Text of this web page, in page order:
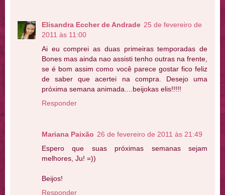
Elisandra Eccher de Andrade 25 de fevereiro de
2011 às 11:00
Ai eu comprei as duas primeiras temporadas de
Bones mas ainda nao assisti tenho outras na frente,
se é bom assim como você parece gostar fico feliz
de saber que acertei na compra. Desejo uma
próxima semana animada....beijokas elis!!!!!
Responder
Mariana Paixão 26 de fevereiro de 2011 às 21:49
Espero que suas próximas semanas sejam
melhores, Ju! =))
Beijos!
Responder